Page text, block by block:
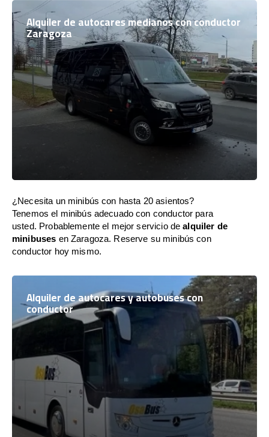
Alquiler de autocares medianos con conductor
Zaragoza
¿Necesita un minibús con hasta 20 asientos?
Tenemos el minibús adecuado con conductor para
usted. Probablemente el mejor servicio dealquiler de
minibuses en Zaragoza. Reserve su minibús con
conductor hoy mismo.
Alquiler de autocares y autobuses con
conductor